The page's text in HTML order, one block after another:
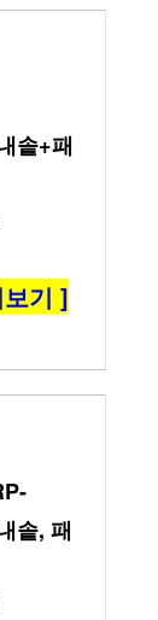
솥+패
기 ]
솥, 패